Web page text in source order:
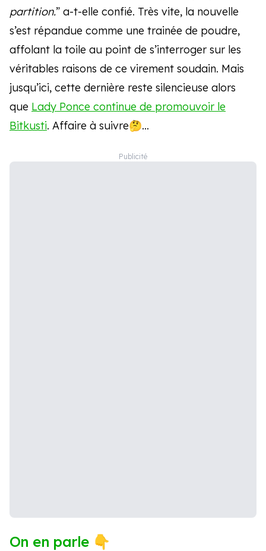
partition.” a-t-elle confié. Très vite, la nouvelle
s’est répandue comme une trainée de poudre,
affolant la toile au point de s’interroger sur les
véritables raisons de ce virement soudain. Mais
jusqu’ici, cette dernière reste silencieuse alors
que Lady Ponce continue de promouvoir le
Bitkusti. Affaire à suivre🤔…
On en parle 👇